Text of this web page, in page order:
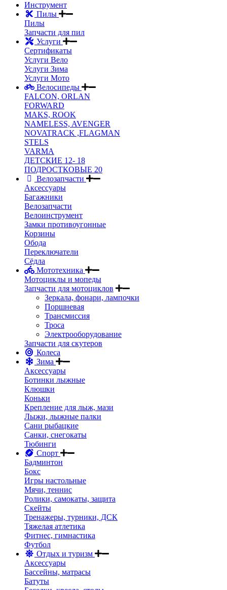
Инструмент
Пилы
Пилы
Запчасти для пил
Услуги
Сертификаты
Услуги Вело
Услуги Зима
Услуги Мото
Велосипеды
FALCON, ORLAN
FORWARD
MAKS, ROOK
NAMELESS, AVENGER
NOVATRACK ,FLAGMAN
STELS
VARMA
ДЕТСКИЕ 12- 18
ПОДРОСТКОВЫЕ 20
Велозапчасти
Аксессуары
Багажники
Велозапчасти
Велоинструмент
Замки противоугонные
Корзины
Обода
Переключатели
Сёдла
Мототехника
Мотоциклы и мопеды
Запчасти для мотоциклов
Зеркала, фонари, лампочки
Поршневая
Трансмиссия
Троса
Электрооборудование
Запчасти для скутеров
Колеса
Зима
Аксессуары
Ботинки лыжные
Клюшки
Коньки
Крепление для лыж, мази
Лыжи, лыжные палки
Сани рыбацкие
Санки, снегокаты
Тюбинги
Спорт
Бадминтон
Бокс
Игры настольные
Мячи, теннис
Ролики, самокаты, защита
Скейты
Тренажеры, турники, ДСК
Тяжелая атлетика
Фитнес, гимнастика
Футбол
Отдых и туризм
Аксессуары
Бассейны, матрасы
Батуты